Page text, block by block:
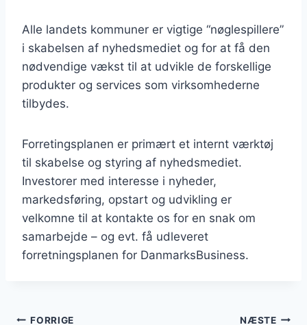
Alle landets kommuner er vigtige “nøglespillere”
i skabelsen af nyhedsmediet og for at få den
nødvendige vækst til at udvikle de forskellige
produkter og services som virksomhederne
tilbydes.
Forretingsplanen er primært et internt værktøj
til skabelse og styring af nyhedsmediet.
Investorer med interesse i nyheder,
markedsføring, opstart og udvikling er
velkomne til at kontakte os for en snak om
samarbejde – og evt. få udleveret
forretningsplanen for DanmarksBusiness.
FORRIGE NÆSTE